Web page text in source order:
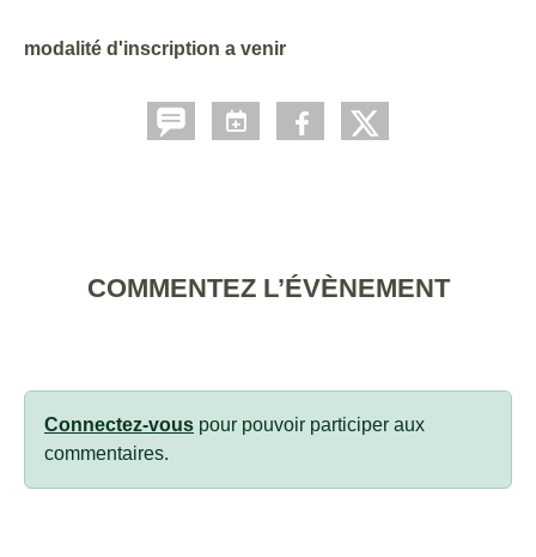
modalité d'inscription a venir
COMMENTEZ L’ÉVÈNEMENT
Connectez-vous pour pouvoir participer aux
commentaires.